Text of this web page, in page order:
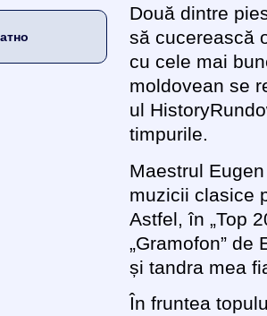
Două dintre
să cucerească
cu cele mai
moldovean se
ul
timpurile.
Maestrul
muzicii clasice
Astfel, în „Top
„Gramofon” de
și tandra mea
În fruntea